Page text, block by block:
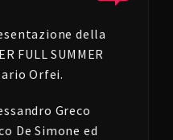
della
FULL SUMMER
Orfei.
Greco
De Simone ed